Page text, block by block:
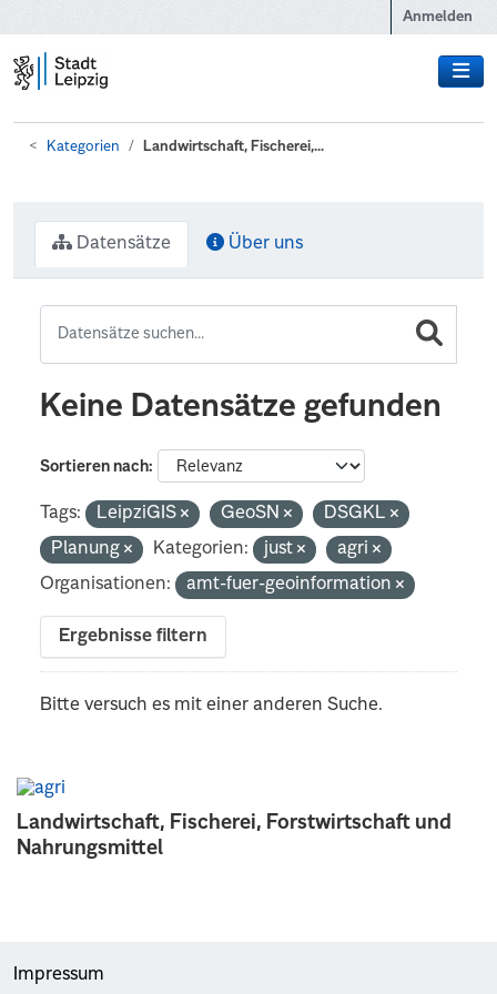
Anmelden
Kategorien Landwirtschaft, Fischerei,...
Landwirtschaft, Fischerei, Forstwirtschaft und
Nahrungsmittel
Datensätze Über uns
Keine Datensätze gefunden
Sortieren nach
Tags: LeipziGIS GeoSN
DSGKL
Planung
Kategorien: just
agri
Organisationen:
amt-fuer-geoinformation
Ergebnisse filtern
Bitte versuch es mit einer anderen Suche.
Impressum